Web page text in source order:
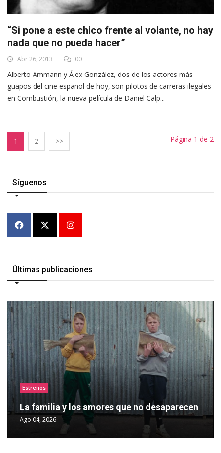
“Si pone a este chico frente al volante, no hay
nada que no pueda hacer”
Abr 26, 2013 00
Alberto Ammann y Álex González, dos de los actores más
guapos del cine español de hoy, son pilotos de carreras ilegales
en Combustión, la nueva película de Daniel Calp...
1 2 >> Página 1 de 2
Síguenos
Últimas publicaciones
Estrenos
La familia y los amores que no desaparecen
Ago 04, 2026